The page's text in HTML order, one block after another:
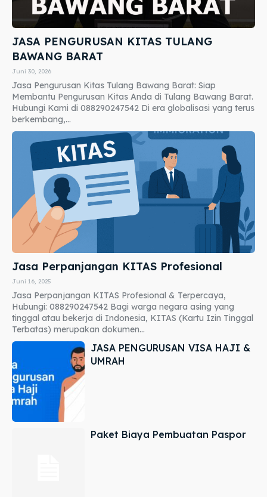
JASA PENGURUSAN KITAS TULANG
BAWANG BARAT
Juni 30, 2026
Jasa Pengurusan Kitas Tulang Bawang Barat: Siap
Membantu Pengurusan Kitas Anda di Tulang Bawang Barat.
Hubungi Kami di 088290247542 Di era globalisasi yang terus
berkembang,...
Jasa Perpanjangan KITAS Profesional
Juni 16, 2025
Jasa Perpanjangan KITAS Profesional & Terpercaya,
Hubungi: 088290247542 Bagi warga negara asing yang
tinggal atau bekerja di Indonesia, KITAS (Kartu Izin Tinggal
Terbatas) merupakan dokumen...
JASA PENGURUSAN VISA HAJI &
UMRAH
Paket Biaya Pembuatan Paspor